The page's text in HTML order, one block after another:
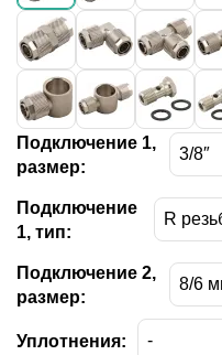
Подключение 1,
размер:
Подключение
1, тип:
Подключение 2,
размер:
Уплотнения: